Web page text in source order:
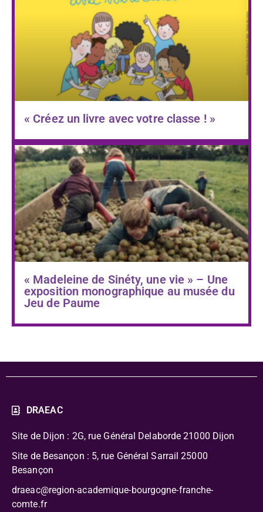
« Créez un livre avec votre classe ! »
« Madeleine de Sinéty, une vie » – Une
exposition monographique au musée du
Jeu de Paume
DRAEAC
Site de Dijon : 2G, rue Général Delaborde 21000 Dijon
Site de Besançon : 5, rue Général Sarrail 25000
Besançon
draeac@region-academique-bourgogne-franche-
comte.fr